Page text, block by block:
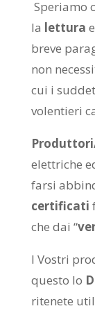
Speriamo
la lettura e
breve
non
cui i
volentieri
elettriche
farsi
certificati
che dai “
I Vostri
questo lo
ritenete